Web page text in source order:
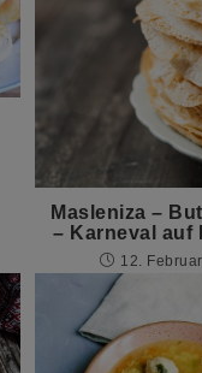
Masleniza –
– Karneval auf
12.